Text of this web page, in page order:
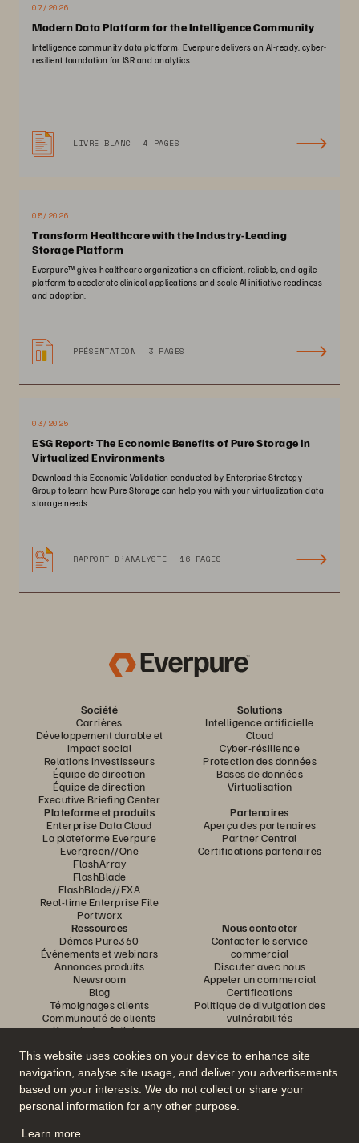
This website uses cookies on your device to enhance site
navigation, analyse site usage, and deliver you advertisements
based on your interests. We do not collect or share your
personal information for any other purpose.
Learn more
07/2026
Modern Data Platform for the Intelligence Community
Intelligence community data platform: Everpure delivers an AI-ready, cyber-
resilient foundation for ISR and analytics.
LIVRE BLANC 4 PAGES
05/2026
Transform Healthcare with the Industry-Leading
Storage Platform
Everpure™️ gives healthcare organizations an efficient, reliable, and agile
platform to accelerate clinical applications and scale AI initiative readiness
and adoption.
PRÉSENTATION 3 PAGES
03/2025
ESG Report: The Economic Benefits of Pure Storage in
Virtualized Environments
Download this Economic Validation conducted by Enterprise Strategy
Group to learn how Pure Storage can help you with your virtualization data
storage needs.
RAPPORT D’ANALYSTE 16 PAGES
Société
Carrières
Développement durable et
impact social
Relations investisseurs
Équipe de direction
Équipe de direction
Executive Briefing Center
Solutions
Intelligence artificielle
Cloud
Cyber-résilience
Protection des données
Bases de données
Virtualisation
Plateforme et produits
Enterprise Data Cloud
La plateforme Everpure
Evergreen//One
FlashArray
FlashBlade
FlashBlade//EXA
Real-time Enterprise File
Portworx
Partenaires
Aperçu des partenaires
Partner Central
Certifications partenaires
Ressources
Démos Pure360
Événements et webinars
Annonces produits
Newsroom
Blog
Témoignages clients
Communauté de clients
Knowledge Articles
Nous contacter
Contacter le service
commercial
Discuter avec nous
Appeler un commercial
Certifications
Politique de divulgation des
vulnérabilités
Rejoignez la conversation
Suivez-nous sur tous les réseaux sociaux Everpure